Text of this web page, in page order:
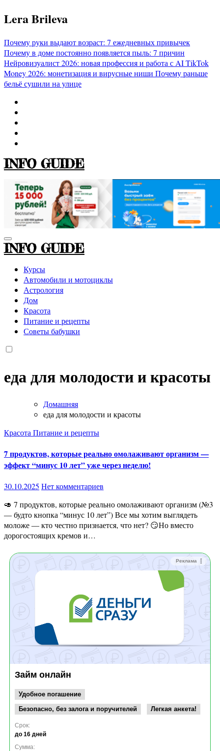
Перейти
к
Lera Brileva
Почему руки выдают возраст: 7 ежедневных привычек
Почему в доме постоянно появляется пыль: 7 причин
Нейровизуалист 2026: новая профессия и работа с AITikTok
Money 2026: монетизация и вирусные ниши Почему раньше
бельё сушили на улице
INFO GUIDE
INFO GUIDE
Курсы
Автомобили и мотоциклы
Астрология
Дом
Красота
Питание и рецепты
Советы бабушки
еда для молодости и красоты
Домашняя
еда для молодости и красоты
Красота Питание и рецепты
7 продуктов, которые реально омолаживают организм —
эффект “минус 10 лет” уже через неделю!
30.10.2025 Нет комментариев
🥑 7 продуктов, которые реально омолаживают организм (№3
— будто кнопка “минус 10 лет”) Все мы хотим выглядеть
моложе — кто честно признается, что нет? 😏Но вместо
дорогостоящих кремов и…
Реклама
Займ онлайн
Удобное погашение
Безопасно, без залога и поручителей
Легкая анкета!
Срок:
до 16 дней
Сумма: